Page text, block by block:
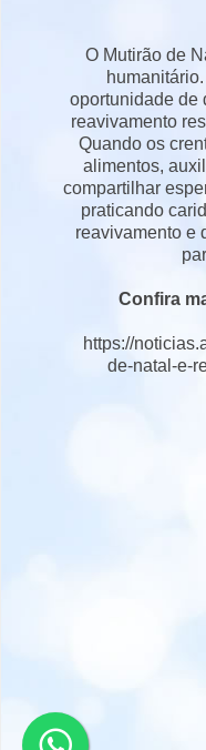
O Mutirão de
oportunidade de
reavivamento
Quando os
alimentos,
compartilhar
praticando
reavivamento e
Confira
https://
de-natal-e-